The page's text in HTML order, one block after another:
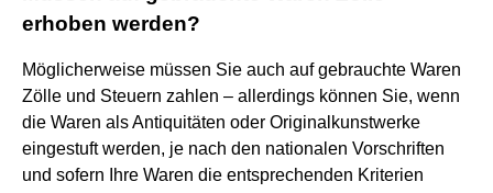
erhoben werden?
Möglicherweise müssen Sie auch auf gebrauchte Waren
Zölle und Steuern zahlen – allerdings können Sie, wenn
die Waren als Antiquitäten oder Originalkunstwerke
eingestuft werden, je nach den nationalen Vorschriften
und sofern Ihre Waren die entsprechenden Kriterien